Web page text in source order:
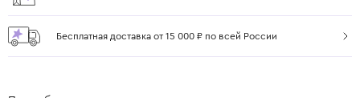
Бесплатная доставка от 15 000 ₽ по всей России